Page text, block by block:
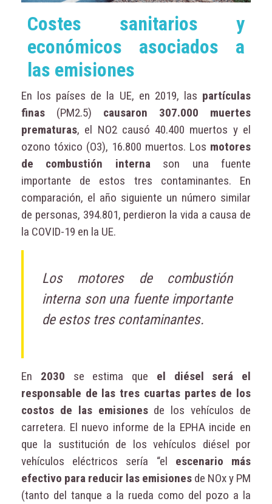
Costes sanitarios y
económicos asociados a
las emisiones
En los países de la UE, en 2019, las partículas
finas (PM2.5) causaron 307.000 muertes
prematuras, el NO2 causó 40.400 muertos y el
ozono tóxico (O3), 16.800 muertos. Los motores
de combustión internason una fuente
importante de estos tres contaminantes. En
comparación, el año siguiente un número similar
de personas, 394.801, perdieron la vida a causa de
la COVID-19 en la UE.
Los motores de combustión
interna son una fuente importante
de estos tres contaminantes.
En 2030 se estima que el diésel será el
responsable de las tres cuartas partes de los
costos de las emisionesde los vehículos de
carretera. El nuevo informe de la EPHA incide en
que la sustitución de los vehículos diésel por
vehículos eléctricos sería “el escenario más
efectivo para reducir las emisiones de NOx y PM
(tanto del tanque a la rueda como del pozo a la